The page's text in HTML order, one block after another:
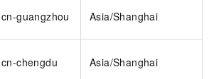
cn-guangzhou Asia/Shanghai
cn-chengdu Asia/Shanghai